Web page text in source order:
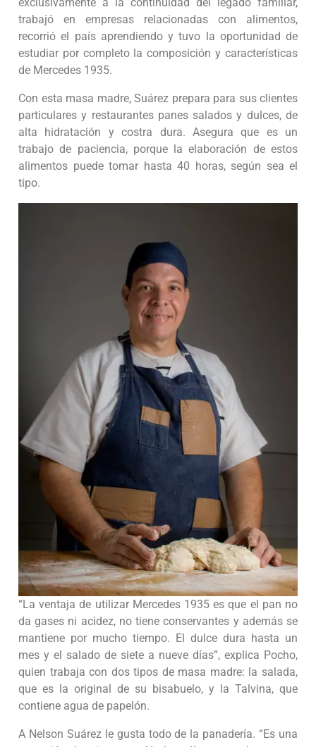
trabajó en empresas relacionadas con alimentos,
recorrió el país aprendiendo y tuvo la oportunidad de
estudiar por completo la composición y características
de Mercedes 1935.
Con esta masa madre, Suárez prepara para sus clientes
particulares y restaurantes panes salados y dulces, de
alta hidratación y costra dura. Asegura que es un
trabajo de paciencia, porque la elaboración de estos
alimentos puede tomar hasta 40 horas, según sea el
tipo.
“La ventaja de utilizar Mercedes 1935 es que el pan no
da gases ni acidez, no tiene conservantes y además se
mantiene por mucho tiempo. El dulce dura hasta un
mes y el salado de siete a nueve días”, explica Pocho,
quien trabaja con dos tipos de masa madre: la salada,
que es la original de su bisabuelo, y la Talvina, que
contiene agua de papelón.
A Nelson Suárez le gusta todo de la panadería. “Es una